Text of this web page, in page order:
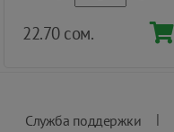
22.70 сом.
Служба поддержки |